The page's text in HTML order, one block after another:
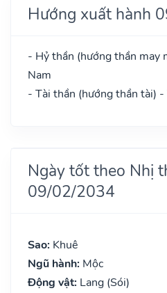
Hướng xuất hành
- Hỷ thần (hướng thần may
Nam
- Tài thần (hướng thần tài)
Ngày tốt theo Nhị
09/02/2034
Sao: Khuê
Ngũ hành: Mộc
Động vật: Lang (Sói)